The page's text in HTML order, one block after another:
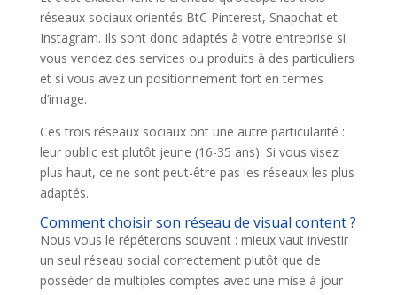
réseaux sociaux orientés BtC Pinterest, Snapchat et
Instagram. Ils sont donc adaptés à votre entreprise si
vous vendez des services ou produits à des particuliers
et si vous avez un positionnement fort en termes
d’image.
Ces trois réseaux sociaux ont une autre particularité :
leur public est plutôt jeune (16-35 ans). Si vous visez
plus haut, ce ne sont peut-être pas les réseaux les plus
adaptés.
Comment choisir son réseau de visual content ?
Nous vous le répéterons souvent : mieux vaut investir
un seul réseau social correctement plutôt que de
posséder de multiples comptes avec une mise à jour